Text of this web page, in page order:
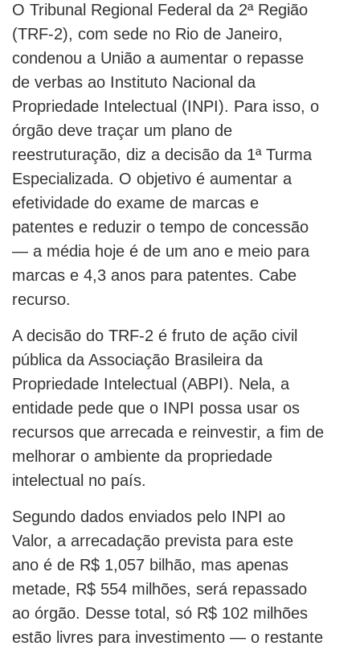
O Tribunal Regional Federal da 2ª Região
(TRF-2), com sede no Rio de Janeiro,
condenou a União a aumentar o repasse
de verbas ao Instituto Nacional da
Propriedade Intelectual (INPI). Para isso, o
órgão deve traçar um plano de
reestruturação, diz a decisão da 1ª Turma
Especializada. O objetivo é aumentar a
efetividade do exame de marcas e
patentes e reduzir o tempo de concessão
— a média hoje é de um ano e meio para
marcas e 4,3 anos para patentes. Cabe
recurso.
A decisão do TRF-2 é fruto de ação civil
pública da Associação Brasileira da
Propriedade Intelectual (ABPI). Nela, a
entidade pede que o INPI possa usar os
recursos que arrecada e reinvestir, a fim de
melhorar o ambiente da propriedade
intelectual no país.
Segundo dados enviados pelo INPI ao
Valor, a arrecadação prevista para este
ano é de R$ 1,057 bilhão, mas apenas
metade, R$ 554 milhões, será repassado
ao órgão. Desse total, só R$ 102 milhões
estão livres para investimento — o restante